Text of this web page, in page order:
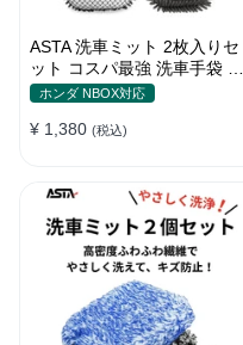
ASTA 洗車ミット 2枚入りセ
ット コスパ最強 洗車手袋 マ
イクロファイバー製 洗車グッ
ポンジ
ホンダ NBOX対応
¥ 1,380 (税込)